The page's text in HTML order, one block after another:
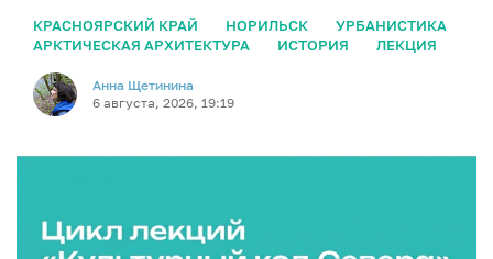
КРАСНОЯРСКИЙ КРАЙ НОРИЛЬСК
УРБАНИСТИКА
АРКТИЧЕСКАЯ АРХИТЕКТУРА
ИСТОРИЯ ЛЕКЦИЯ
Анна Щетинина
6 августа, 2026, 19:19